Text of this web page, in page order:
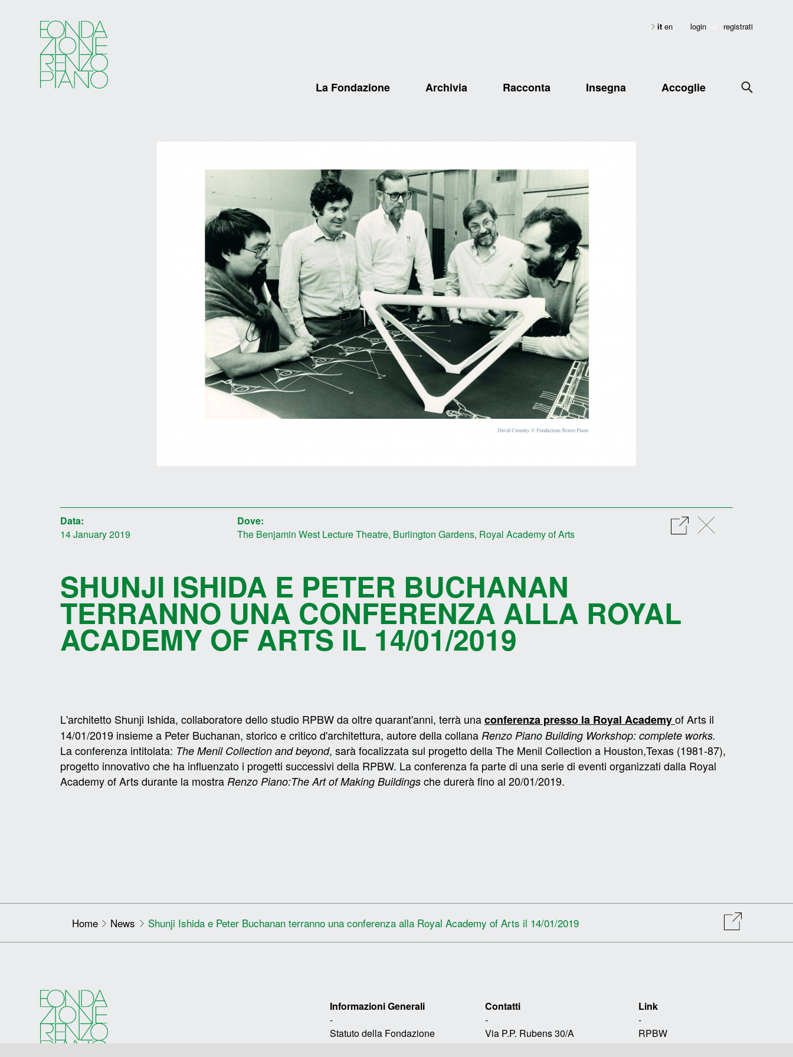
login registrati
it en
La Fondazione Archivia Racconta Insegna Accoglie
Data:
14 January 2019
Dove:
The Benjamin West Lecture Theatre, Burlington Gardens, Royal Academy of Arts
SHUNJI ISHIDA E PETER BUCHANAN
TERRANNO UNA CONFERENZA ALLA ROYAL
ACADEMY OF ARTS IL 14/01/2019
L'architetto Shunji Ishida, collaboratore dello studio RPBW da oltre quarant'anni, terrà unaconferenza presso la Royal Academyof Arts il
14/01/2019 insieme a Peter Buchanan, storico e critico d'architettura, autore della collana Renzo Piano Building Workshop: complete works.
Laconferenza intitolata: The Menil Collection and beyond, sarà focalizzata sul progetto della The Menil Collection a Houston,Texas (1981-87),
progetto innovativo che ha influenzato i progetti successivi della RPBW. La conferenza fa parte di una serie di eventi organizzati dalla Royal
Academy of Arts durante la mostra Renzo Piano:The Art of Making Buildings che durerà fino al 20/01/2019.
Home News Shunji Ishida e Peter Buchanan terranno una conferenza alla Royal Academy of Arts il 14/01/2019
Informazioni Generali
-
Statuto della Fondazione
Contatti
-
Via P.P. Rubens 30/A
Link
-
RPBW